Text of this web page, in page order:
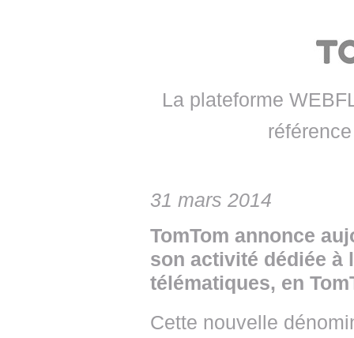
•
La plateforme
31 mars 2014
TomTom annonce
son activité dédiée à
télématiques, en
Cette nouvelle